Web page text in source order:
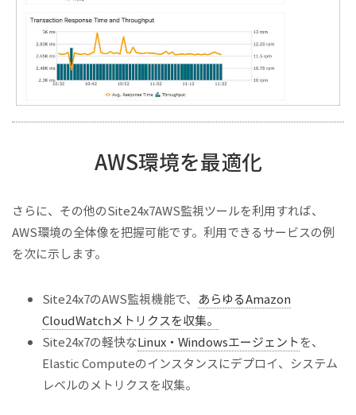
AWS環境を最適化
さらに、その他のSite24x7AWS監視ツールを利用すれば、
AWS環境の全体像を把握可能です。利用できるサービスの例
を次に示します。
Site24x7のAWS監視機能で、 あらゆるAmazon
CloudWatchメトリクスを収集。
Site24x7の軽快なLinux・Windowsエージェントを、
Elastic Computeのインスタンスにデプロイ、システム
レベルのメトリクスを収集。